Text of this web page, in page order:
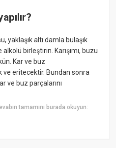
yaklaşık altı damla bulaşık
birleştirin. Karışımı, buzu
Kar ve buz
ve eritecektir. Bundan sonra
ve buz parçalarını
tamamını burada okuyun: